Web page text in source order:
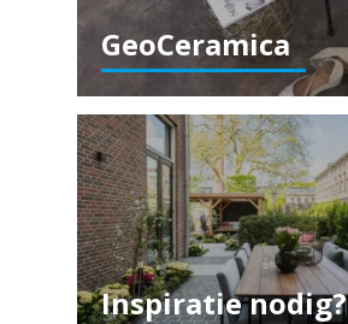
GeoCeramica
Inspiratie nodig?